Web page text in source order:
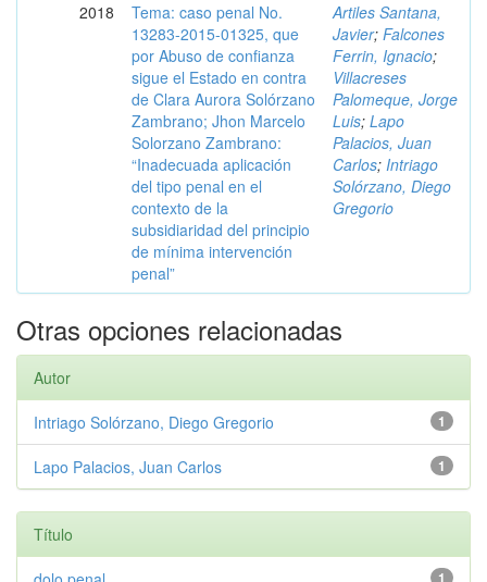
2018
Tema: caso penal No.
13283-2015-01325, que
por Abuso de confianza
sigue el Estado en contra
de Clara Aurora Solórzano
Zambrano; Jhon Marcelo
Solorzano Zambrano:
“Inadecuada aplicación
del tipo penal en el
contexto de la
subsidiaridad del principio
de mínima intervención
penal”
Artiles Santana,
Javier; Falcones
Ferrin, Ignacio;
Villacreses
Palomeque, Jorge
Luis; Lapo
Palacios, Juan
Carlos; Intriago
Solórzano, Diego
Gregorio
Otras opciones relacionadas
Autor
1
Intriago Solórzano, Diego Gregorio
1
Lapo Palacios, Juan Carlos
Título
1